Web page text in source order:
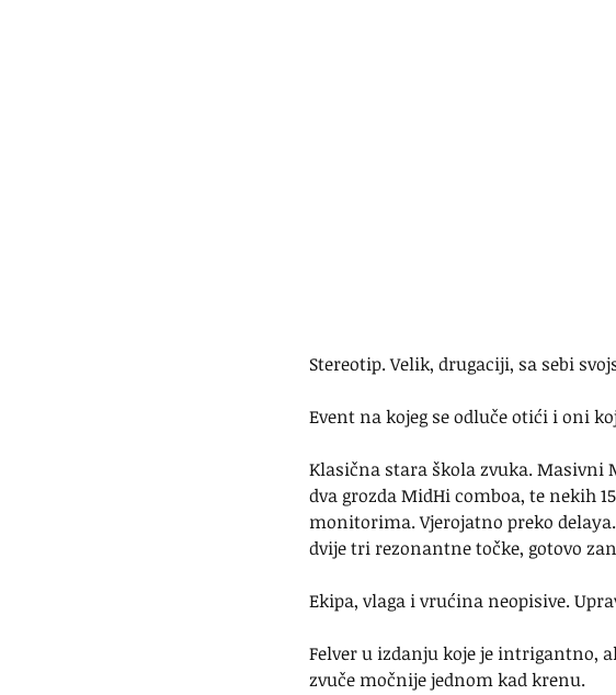
Stereotip. Velik, drugaciji, sa sebi
Event na kojeg se odluče otići i oni
Klasična stara škola zvuka.
dva grozda MidHi comboa, te nekih
monitorima. Vjerojatno preko
dvije tri rezonantne točke, gotovo
Ekipa, vlaga i vrućina neopisive.
Felver u izdanju koje je intrigantno,
zvuče močnije jednom kad krenu.